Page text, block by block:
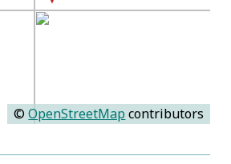
©OpenStreetMap contributors